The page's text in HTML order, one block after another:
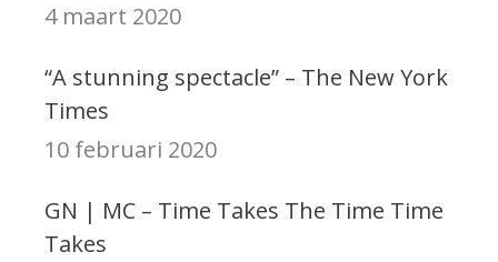
4 maart 2020
“A stunning spectacle” – The New York
Times
10 februari 2020
GN | MC – Time Takes The Time Time
Takes